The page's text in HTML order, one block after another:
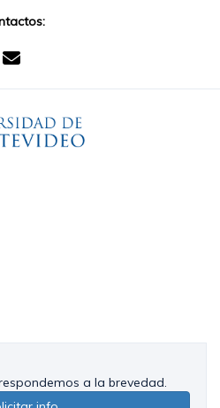
a la brevedad.